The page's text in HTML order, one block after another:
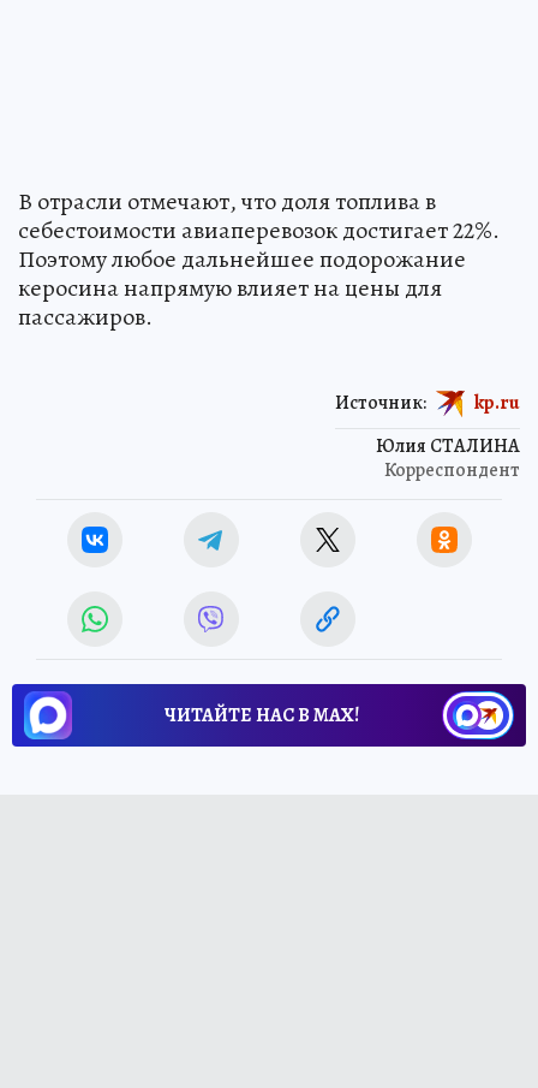
В отрасли отмечают, что доля топлива в
себестоимости авиаперевозок достигает 22%.
Поэтому любое дальнейшее подорожание
керосина напрямую влияет на цены для
пассажиров.
Юлия СТАЛИНА
Корреспондент
Источник: kp.ru
ЧИТАЙТЕ НАС В МАХ!